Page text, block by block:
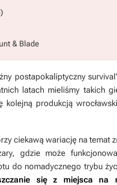
& Blade
postapokaliptyczny
latach mieliśmy takich
kolejną produkcją
ciekawą wariację na temat
gdzie może
do nomadycznego trybu
się z miejsca na